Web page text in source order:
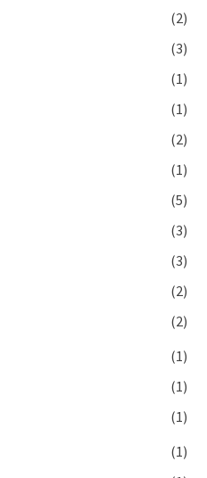
(2)
(3)
(1)
(1)
(2)
(1)
(5)
(3)
(3)
(2)
(2)
(1)
(1)
(1)
(1)